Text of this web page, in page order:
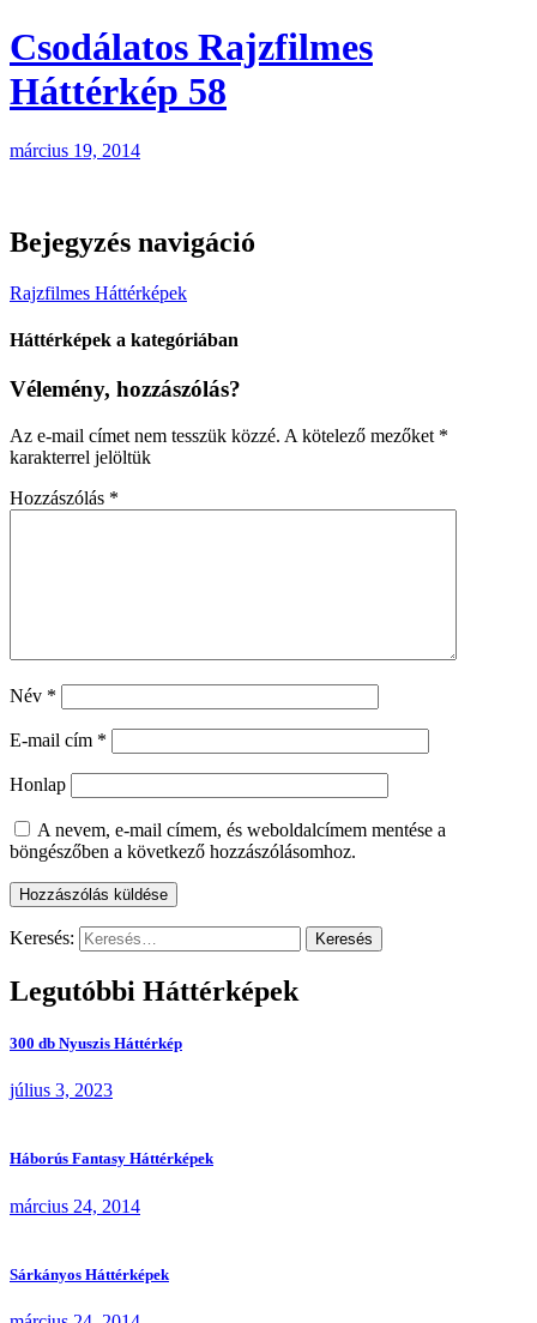
Csodálatos Rajzfilmes
Háttérkép 58
március 19, 2014
Bejegyzés navigáció
Rajzfilmes Háttérképek
Háttérképek a kategóriában
Vélemény, hozzászólás?
Az e-mail címet nem tesszük közzé. A kötelező mezőket *
karakterrel jelöltük
Hozzászólás *
Név *
E-mail cím *
Honlap
A nevem, e-mail címem, és weboldalcímem mentése a
böngészőben a következő hozzászólásomhoz.
Keresés:
Legutóbbi Háttérképek
300 db Nyuszis Háttérkép
július 3, 2023
Háborús Fantasy Háttérképek
március 24, 2014
Sárkányos Háttérképek